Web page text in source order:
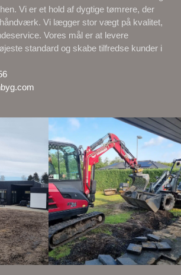
Vi er et hold af dygtige tømrere, der
Vi lægger stor vægt på kvalitet,
Vores mål er at levere
standard og skabe tilfredse kunder i